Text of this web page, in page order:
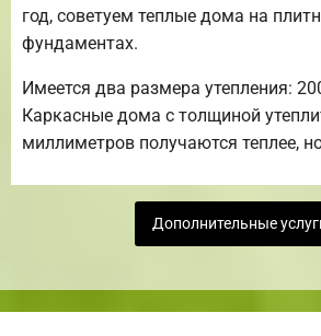
год, советуем теплые дома на
фундаментах.
Имеется два размера утепления:
Каркасные дома с толщиной
миллиметров получаются теплее,
Дополнительные